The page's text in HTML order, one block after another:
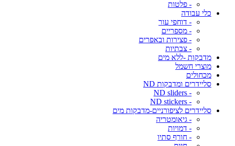
- פלטות
כלי עבודה
- דוחפי עור
- מספריים
- פצירות ובאפרים
- צבתיות
מדבקות -ללא מים
מוצרי חשמל
מכחולים
סליידרים ומדבקות ND
- ND sliders
- ND stickers
סליידרים לציפורניים-מדבקות מים
- גיאומטריה
- דמויות
- חורף סתיו